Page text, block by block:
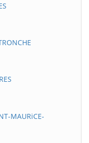
MAURiCE-